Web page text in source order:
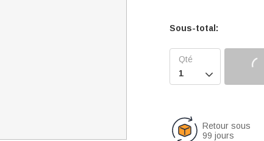
Sous-total:

Retour sous
99 jours